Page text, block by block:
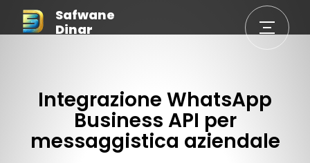
Safwane
Dinar
Integrazione WhatsApp
Business API per
messaggistica aziendale